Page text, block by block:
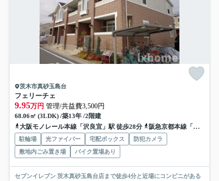
茨木市真砂玉島台
フェリーチェ
9.95万円 管理/共益費3,500円
68.06㎡ (3LDK) /築13年 /2階建
大阪モノレール本線「沢良宜」駅 徒歩28分
阪急京都本線「南茨木」駅 徒歩29分
駐輪場 光ファイバー 宅配ボックス
防犯カメラ
敷地内ごみ置き場
バイク置場あり
セブンイレブン 茨木真砂玉島台店まで徒歩4分と近場にコンビニがある